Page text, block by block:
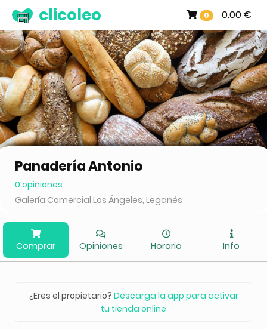
0 0.00 €
clicoleo
Panadería Antonio
0 opiniones
Galería Comercial Los Ángeles, Leganés
Comprar Opiniones Horario Info
¿Eres el propietario? Descarga la app para activar
tu tienda online